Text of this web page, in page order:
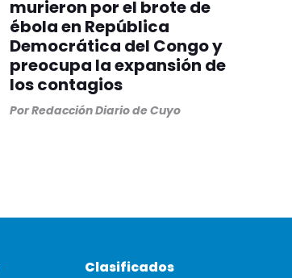
murieron por el brote de
ébola en República
Democrática del Congo y
preocupa la expansión de
los contagios
PorRedacción Diario de Cuyo
Clasificados